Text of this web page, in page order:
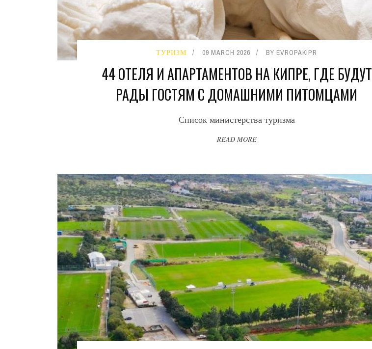
ТУРИЗМ 09 MARCH 2026 BY EVROPAKIPR
44 ОТЕЛЯ И АПАРТАМЕНТОВ НА КИПРЕ, ГДЕ БУДУТ
РАДЫ ГОСТЯМ С ДОМАШНИМИ ПИТОМЦАМИ
Список министерства туризма
READ MORE